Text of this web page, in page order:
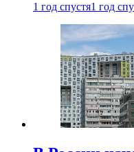
1 год спустя1 год